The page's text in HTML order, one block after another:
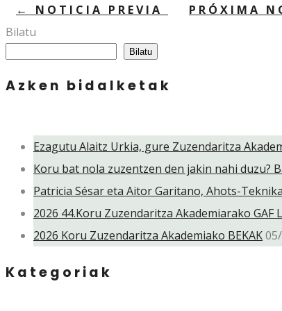
← NOTICIA PREVIA PRÓXIMA
Bilatu
Bilatu
Azken bidalketak
Ezagutu Alaitz Urkia, gure Zuzendaritza
Koru bat nola zuzentzen den jakin nahi duzu?
Patricia Sésar eta Aitor Garitano, Ahots-
2026 44.Koru Zuzendaritza Akademiarako GAF
2026 Koru Zuzendaritza Akademiako BEKAK
Kategoriak